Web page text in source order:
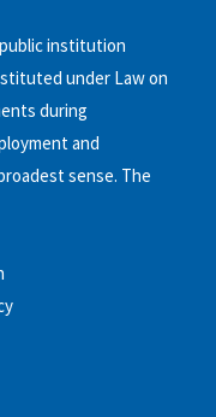
institution
under Law on
during
and
sense. The